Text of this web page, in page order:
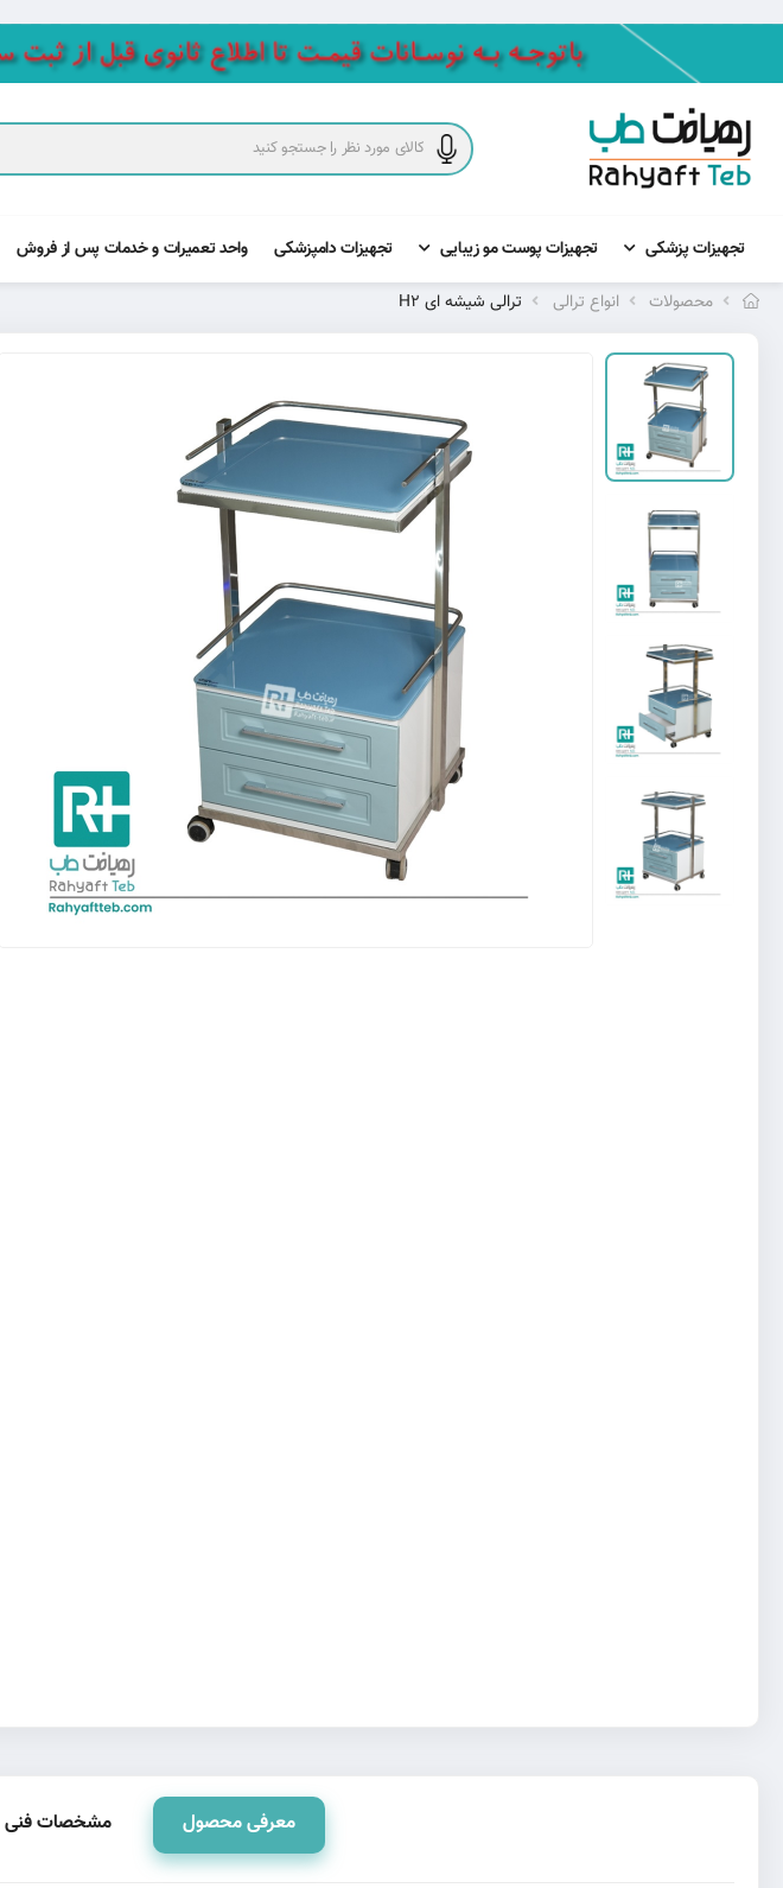
تجهیزات پزشکی تجهیزات پوست مو زیبایی تجهیزات دامپزشکی واحد تعمیرات و خدمات پس از فروش
محصولات انواع ترالی ترالی شیشه ای H2
معرفی محصول مشخصات فنی